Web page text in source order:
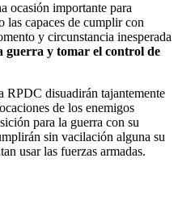
ocasión importante para
las capaces de cumplir con
y circunstancia inesperada
guerra y tomar el control de
RPDC disuadirán tajantemente
de los enemigos
para la guerra con su
sin vacilación alguna su
usar las fuerzas armadas.